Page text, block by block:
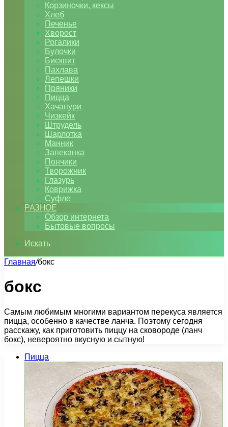
Корзиночки, кексы
Хлеб
Печенье
Хворост
Рогалики
Булочки
Бисквит
Пахлава
Лепешки
Пряники
Пицца
Хачапури
Чизкейк
Штрудель
Шарлотка
Манник
Запеканка
Пончики
Творожник
Глазурь
Коврижка
Суфле
РАЗНОЕ
Обзор интернета
Бытовые вопросы
Искать
Главная/бокс
бокс
Самым любимым многими вариантом перекуса является
пицца, особенно в качестве ланча. Поэтому сегодня
расскажу, как приготовить пиццу на сковороде (ланч
бокс), невероятно вкусную и сытную!
Пицца